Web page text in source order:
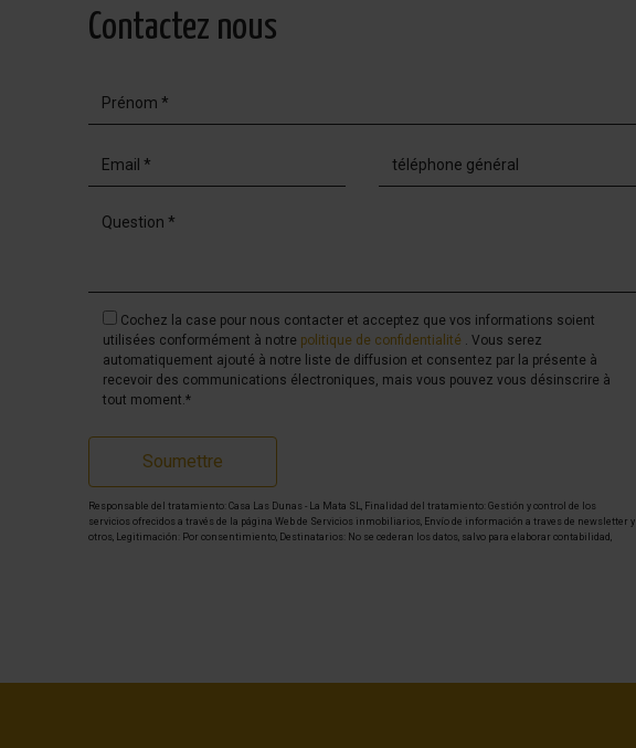
Contactez nous
Cochez la case pour nous contacter et acceptez que vos informations soient
utilisées conformément à notre politique de confidentialité . Vous serez
automatiquement ajouté à notre liste de diffusion et consentez par la présente à
recevoir des communications électroniques, mais vous pouvez vous désinscrire à
tout moment.*
Soumettre
Responsable del tratamiento: Casa Las Dunas - La Mata SL, Finalidad del tratamiento: Gestión y control de los
servicios ofrecidos a través de la página Web de Servicios inmobiliarios, Envío de información a traves de newsletter y
otros, Legitimación: Por consentimiento, Destinatarios: No se cederan los datos, salvo para elaborar contabilidad,